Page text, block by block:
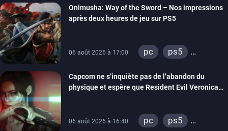
switch 2
Onimusha: Way of the Sword – Nos impressions
après deux heures de jeu sur PS5
06 août 2026 à 17:00 pc
ps5
switch 2
Capcom ne s’inquiète pas de l’abandon du
physique et espère que Resident Evil Veronica
06 août 2026 à 16:40 pc
ps5